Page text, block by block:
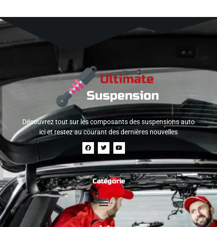
Découvrez tout sur les composants des suspensions auto
ici et restez au courant des dernières nouvelles
Catégorie